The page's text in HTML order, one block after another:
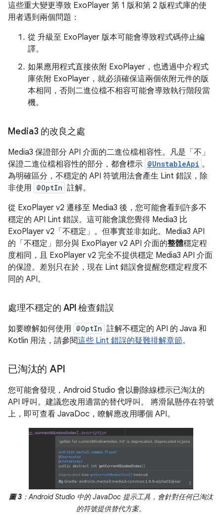
這些重大變更導致 ExoPlayer 第 1 版和第 2 版程式庫的使
用者遇到兩個問題：
從 升級至 ExoPlayer 版本可能會導致程式碼停止編
譯。
如果應用程式直接依附 ExoPlayer，也透過中介程式
庫依附 ExoPlayer，就必須確保這兩個依附元件的版
本相同，否則二進位檔不相容可能會導致執行階段當
機。
Media3 的改良之處
Media3 保證部分 API 介面的二進位檔相容性。凡是「不」
保證二進位檔相容性的部分，都會標示 @UnstableApi 。
為明確區分，不穩定的 API 符號用法會產生 Lint 錯誤，除
非使用 @OptIn 註解。
從 ExoPlayer v2 遷移至 Media3 後，您可能會看到許多不
穩定的 API Lint 錯誤。這可能會讓您覺得 Media3 比
ExoPlayer v2「不穩定」。但事實並非如此。Media3 API
的「不穩定」部分與 ExoPlayer v2 API 介面的整體穩定程
度相同，且 ExoPlayer v2 完全不提供穩定 Media3 API 介面
的保證。差別只在於，現在 Lint 錯誤會提醒您穩定程度不
同的 API。
處理不穩定的 API 檢查錯誤
如要瞭解如何使用 @OptIn 註解不穩定的 API 的 Java 和
Kotlin 用法，請參閱這些 Lint 錯誤的疑難排解章節。
已淘汰的 API
您可能會發現，Android Studio 會以刪除線標示已淘汰的
API 呼叫。建議您改用適當的替代呼叫。 將滑鼠懸停在符號
上，即可查看 JavaDoc，瞭解應改用哪個 API。
圖 3 ：Android Studio 中的 JavaDoc 提示工具，會針對任何已淘汰
的符號提供替代方案。